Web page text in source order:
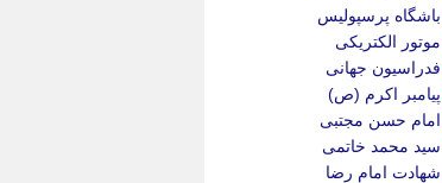
باشگاه پرسپولیس
موتور الکتریکی
فدراسیون جهانی
پیامبر اکرم (ص)
امام حسن مجتبی
سید محمد خاتمی
شهادت امام رضا